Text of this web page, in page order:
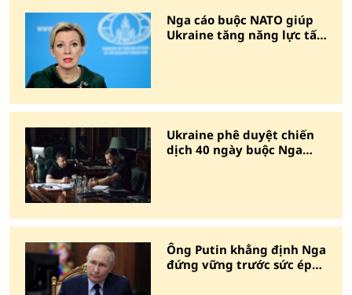
Nga cáo buộc NATO giúp
Ukraine tăng năng lực tấn
Ukraine phê duyệt chiến
dịch 40 ngày buộc Nga
Ông Putin khẳng định Nga
đứng vững trước sức ép